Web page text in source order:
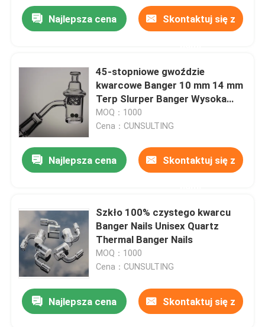
Najlepsza cena Skontaktuj się z
45-stopniowe gwoździe
kwarcowe Banger 10 mm 14 mm
Terp Slurper Banger Wysoka
retencja ciepła
MOQ：1000
Cena：CUNSULTING
Najlepsza cena Skontaktuj się z
Szkło 100% czystego kwarcu
Banger Nails Unisex Quartz
Thermal Banger Nails
MOQ：1000
Cena：CUNSULTING
Najlepsza cena Skontaktuj się z